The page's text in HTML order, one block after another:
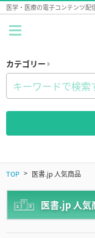
医学・医療の電子コンテンツ配
カテゴリー
TOP 医書.jp 人気商品
医書.jp 人気